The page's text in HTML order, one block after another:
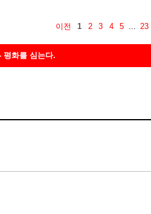
이전 1 2 3 4 5 23
평화를 심는다.